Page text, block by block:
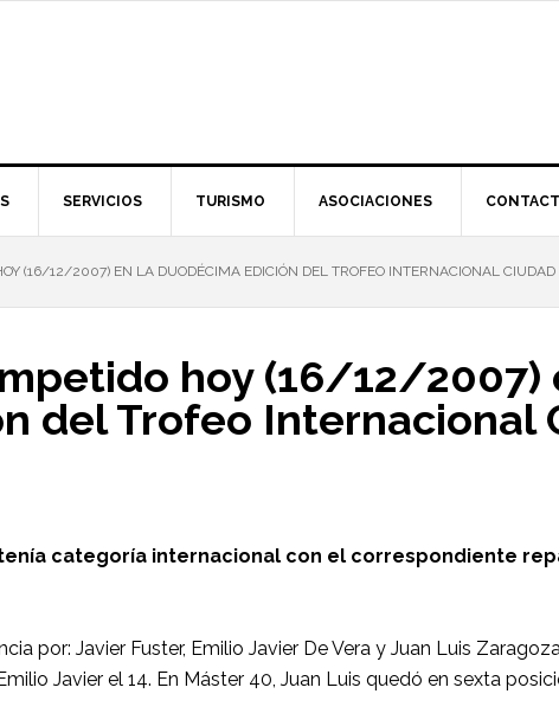
SERVICIOS TURISMO ASOCIACIONES
(16/12/2007) EN LA DUODÉCIMA EDICIÓN DEL TROFEO INTERNACIONAL CIUDAD
hoy (16/12/2007)
del Trofeo Internacional
categoría internacional con el correspondiente
por: Javier Fuster, Emilio Javier De Vera y Juan Luis
Javier el 14. En Máster 40, Juan Luis quedó en sexta